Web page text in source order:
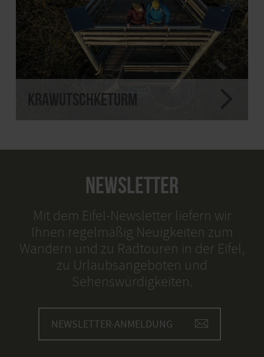
Krawutschketurm
NEWSLETTER
Mit dem Eifel-Newsletter liefern wir
Ihnen regelmäßig Neuigkeiten zum
Wandern und zu Radtouren in der Eifel,
zu Urlaubsangeboten und
Sehenswürdigkeiten.
NEWSLETTER-ANMELDUNG